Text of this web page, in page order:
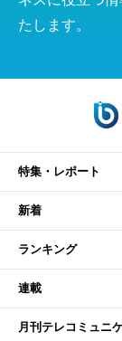
たします。
特集・レポート
新着
ランキング
連載
月刊テレコミュニ